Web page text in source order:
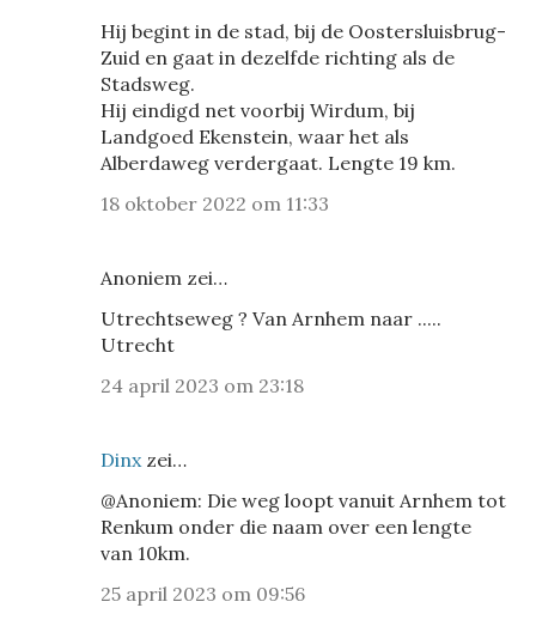
Hij begint in de stad, bij de Oostersluisbrug-
Zuid en gaat in dezelfde richting als de
Stadsweg.
Hij eindigd net voorbij Wirdum, bij
Landgoed Ekenstein, waar het als
Alberdaweg verdergaat. Lengte 19 km.
18 oktober 2022 om 11:33
Anoniem zei…
Utrechtseweg ? Van Arnhem naar .....
Utrecht
24 april 2023 om 23:18
Dinxzei…
@Anoniem: Die weg loopt vanuit Arnhem tot
Renkum onder die naam over een lengte
van 10km.
25 april 2023 om 09:56